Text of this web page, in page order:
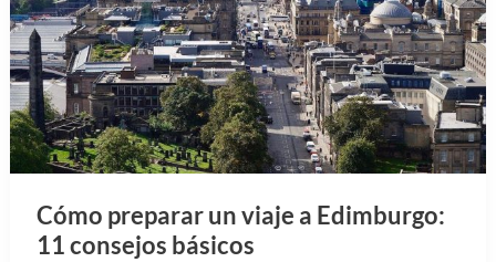
Cómo preparar un viaje a Edimburgo:
11 consejos básicos